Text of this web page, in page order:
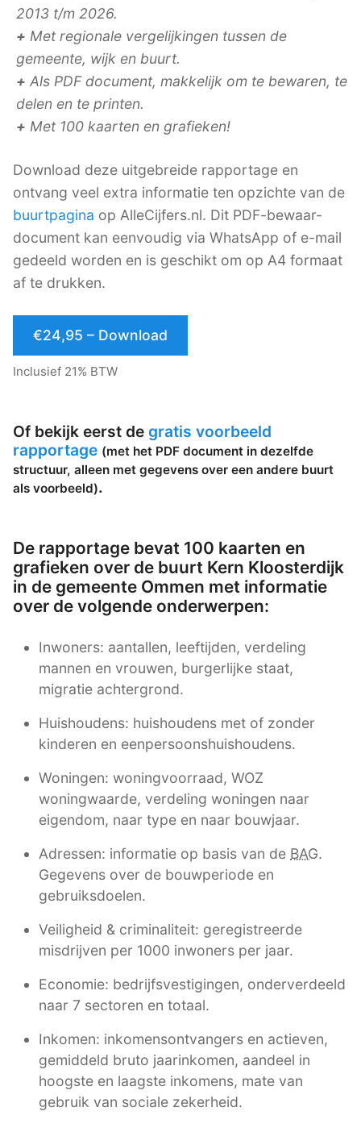
2013 t/m 2026.
+ Met regionale vergelijkingen tussen de
gemeente, wijk en buurt.
+ Als PDF document, makkelijk om te bewaren, te
delen en te printen.
+ Met 100 kaarten en grafieken!
Download deze uitgebreide rapportage en
ontvang veel extra informatie ten opzichte van de
buurtpagina op AlleCijfers.nl. Dit PDF-bewaar-
document kan eenvoudig via WhatsApp of e-mail
gedeeld worden en is geschikt om op A4 formaat
af te drukken.
€24,95 – Download
Inclusief 21% BTW
Of bekijk eerst de gratis voorbeeld
rapportage (met het PDF document in dezelfde
structuur, alleen met gegevens over een andere buurt
als voorbeeld).
De rapportage bevat 100 kaarten en
grafieken over de buurt Kern Kloosterdijk
in de gemeente Ommen met informatie
over de volgende onderwerpen:
Inwoners: aantallen, leeftijden, verdeling
mannen en vrouwen, burgerlijke staat,
migratie achtergrond.
Huishoudens: huishoudens met of zonder
kinderen en eenpersoonshuishoudens.
Woningen: woningvoorraad, WOZ
woningwaarde, verdeling woningen naar
eigendom, naar type en naar bouwjaar.
Adressen: informatie op basis van de BAG.
Gegevens over de bouwperiode en
gebruiksdoelen.
Veiligheid & criminaliteit: geregistreerde
misdrijven per 1000 inwoners per jaar.
Economie: bedrijfsvestigingen, onderverdeeld
naar 7 sectoren en totaal.
Inkomen: inkomensontvangers en actieven,
gemiddeld bruto jaarinkomen, aandeel in
hoogste en laagste inkomens, mate van
gebruik van sociale zekerheid.